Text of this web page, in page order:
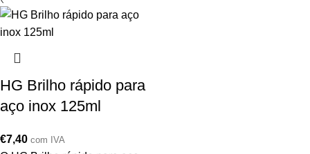
HG Brilho rápido para
aço inox 125ml
€7,40 com IVA